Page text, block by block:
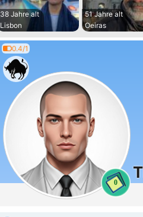
38 Jahre alt
Lisbon
51 Jahre alt
Oeiras
0.4/1
0